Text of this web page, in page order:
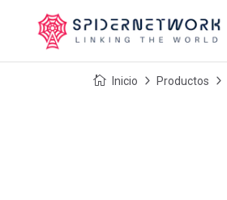
Inicio Productos